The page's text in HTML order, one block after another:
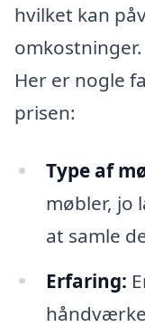
hvilket kan
omkostninger.
Her er nogle
prisen:
Type af
møbler, jo
at samle
Erfaring: